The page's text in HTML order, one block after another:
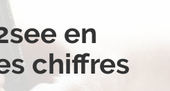
en
chiffres